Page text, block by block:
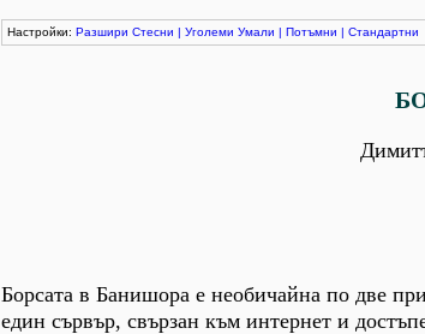
Настройки: Разшири Стесни | Уголеми Умали | Потъмни | Стандартни
Борсата в Банишора е необичайна по две
един сървър, свързан към интернет и